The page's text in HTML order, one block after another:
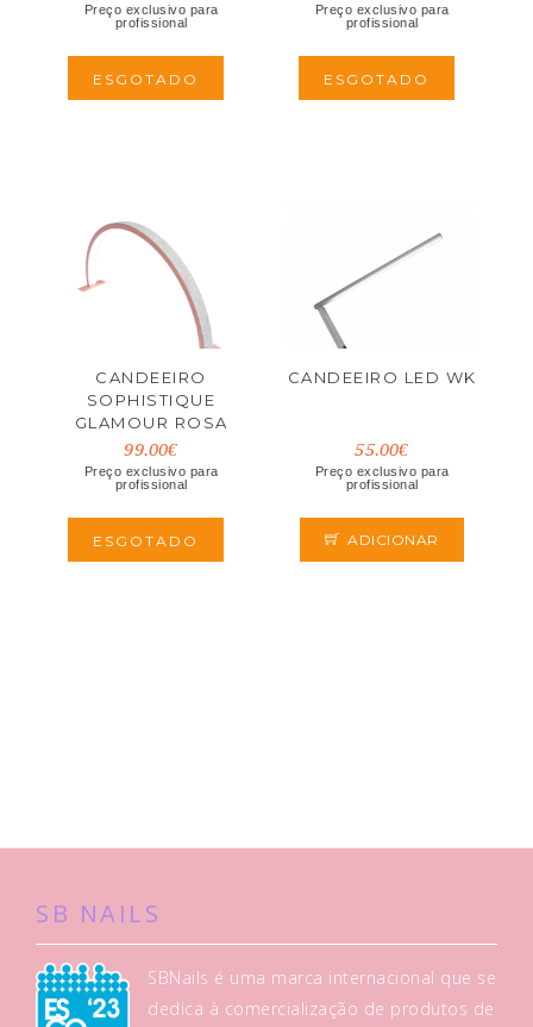
Preço exclusivo para
profissional
ESGOTADO
Preço exclusivo para
profissional
ESGOTADO
CANDEEIRO
SOPHISTIQUE
GLAMOUR ROSA
99.00€
Preço exclusivo para
profissional
ESGOTADO
CANDEEIRO LED WK
55.00€
Preço exclusivo para
profissional
ADICIONAR
SB NAILS
SBNails é uma marca internacional que se
dedica à comercialização de produtos de